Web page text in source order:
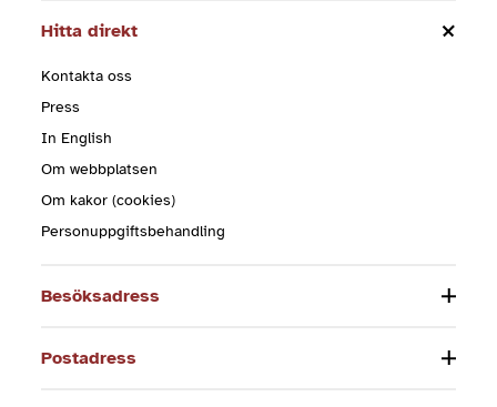
Hitta direkt
Kontakta oss
Press
In English
Om webbplatsen
Om kakor (cookies)
Personuppgiftsbehandling
Besöksadress
Postadress